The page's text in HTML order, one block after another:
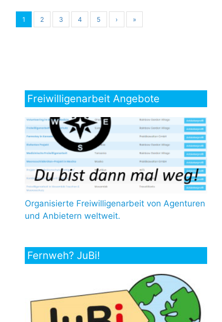
1 2 3 4 5 › »
Freiwilligenarbeit Angebote
Organisierte Freiwilligenarbeit von Agenturen
und Anbietern weltweit.
Fernweh? JuBi!